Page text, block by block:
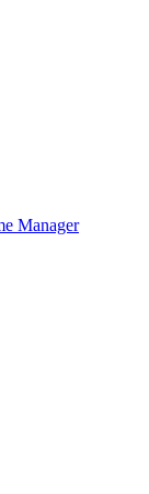
Manager